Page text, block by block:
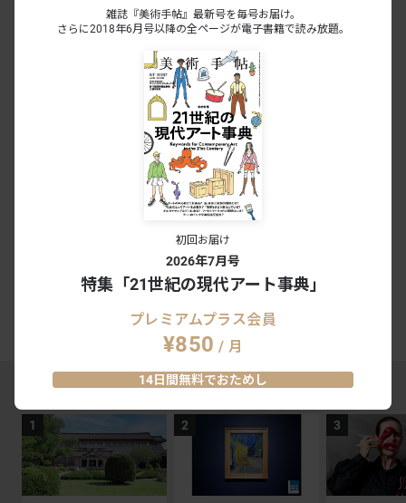
巨匠ハインツ・ヴェルナーの描いた物
語(メルヘン)―現代マイセンの磁器芸術
2026.05.30 - 09.27
会期終了
茶の饗宴―和洋茶器くらべ
愛知県陶磁美術館｜愛知
2026.03.20 - 05.17
This is SUEKI－古代のカタチ、無限
大！
愛知県陶磁美術館｜愛知
雑誌『美術手帖』最新号を毎号お届け。
さらに2018年6月号以降の全ページが電子書籍で読み放題。
初回お届け
2026年7月号
特集「21世紀の現代アート事典」
プレミアムプラス会員
¥850 / 月
14日間無料でおためし